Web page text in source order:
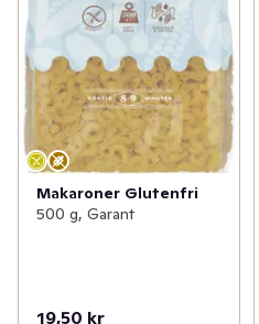
Makaroner Glutenfri
500 g, Garant
19,50 kr